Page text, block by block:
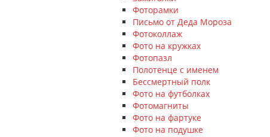
Фоторамки
Письмо от Деда Мороза
Фотоколлаж
Фото на кружках
Фотопазл
Полотенце с именем
Бессмертный полк
Фото на футболках
Фотомагниты
Фото на фартуке
Фото на подушке